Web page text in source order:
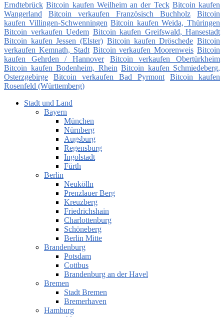
Erndtebrück Bitcoin kaufen Weilheim an der Teck Bitcoin kaufen
Wangerland
Bitcoin verkaufen Französisch Buchholz
Bitcoin
kaufen Villingen-Schwenningen Bitcoin kaufen Weida, Thüringen
Bitcoin verkaufen Uedem Bitcoin kaufen Greifswald, Hansestadt
Bitcoin kaufen Jessen (Elster) Bitcoin kaufen Dröschede Bitcoin
verkaufen Kemnath, Stadt Bitcoin verkaufen Moorenweis Bitcoin
kaufen Gehrden / Hannover
Bitcoin verkaufen Obertürkheim
Bitcoin kaufen Bodenheim, Rhein Bitcoin kaufen Schmiedeberg,
Osterzgebirge
Bitcoin verkaufen Bad Pyrmont
Bitcoin kaufen
Rosenfeld (Württemberg)
Stadt und Land
Bayern
München
Nürnberg
Augsburg
Regensburg
Ingolstadt
Fürth
Berlin
Neukölln
Prenzlauer Berg
Kreuzberg
Friedrichshain
Charlottenburg
Schöneberg
Berlin Mitte
Brandenburg
Potsdam
Cottbus
Brandenburg an der Havel
Bremen
Stadt Bremen
Bremerhaven
Hamburg